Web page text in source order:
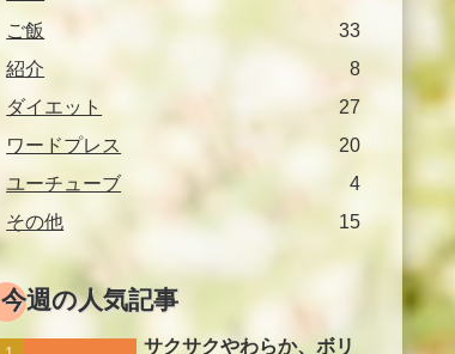
ご飯
33
紹介
8
ダイエット
27
ワードプレス
20
ユーチューブ
4
その他
15
今週の人気記事
サクサクやわらか、ボリ